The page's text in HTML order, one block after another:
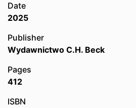
Date
2025
Publisher
Wydawnictwo C.H. Beck
Pages
412
ISBN